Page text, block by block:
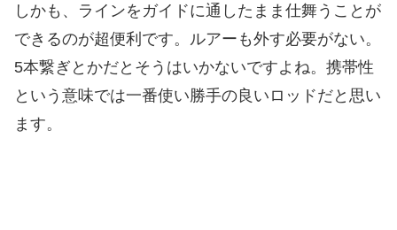
しかも、ラインをガイドに通したまま仕舞うことが
できるのが超便利です。ルアーも外す必要がない。
5本繋ぎとかだとそうはいかないですよね。携帯性
という意味では一番使い勝手の良いロッドだと思い
ます。